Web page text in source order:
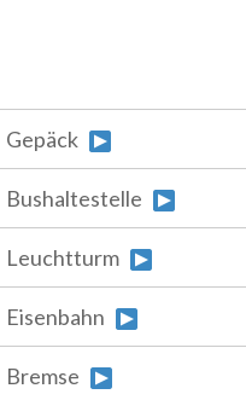
Gepäck
Bushaltestelle
Leuchtturm
Eisenbahn
Bremse